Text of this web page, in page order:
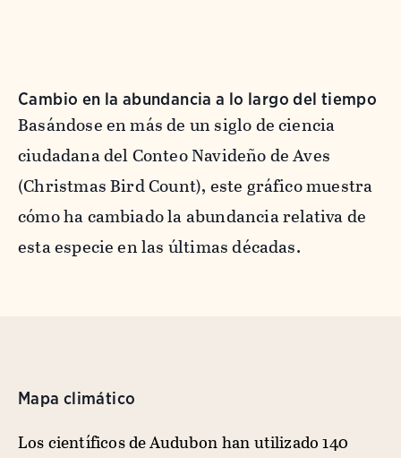
Cambio en la abundancia a lo largo del tiempo
Basándose en más de un siglo de ciencia
ciudadana del Conteo Navideño de Aves
(Christmas Bird Count), este gráfico muestra
cómo ha cambiado la abundancia relativa de
esta especie en las últimas décadas.
Mapa climático
Los científicos de Audubon han utilizado 140